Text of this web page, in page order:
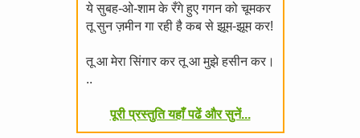
ये सुबह-ओ-शाम के रँगे हुए गगन को चूमकर
तू सुन ज़मीन गा रही है कब से झूम-झूम कर!
तू आ मेरा सिंगार कर तू आ मुझे हसीन कर।
..
पूरी प्रस्तुति यहाँ पढें और सुनें...